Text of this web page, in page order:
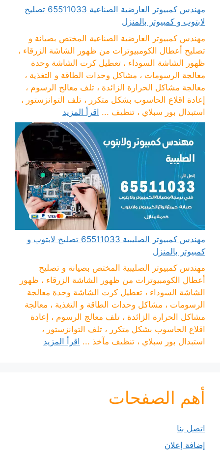
مهندس كمبيوتر العارضية الصناعية 65511033 تصليح
لابتوب و كمبيوتر بالمنزل
مهندس كمبيوتر العارضية الصناعية المختص بصيانة و
تصليح أعطال الكومبيوترات من ظهور الشاشة الزرقاء ،
ظهور الشاشة السوداء ، تعطيل كرت الشاشة وحدة
معالجة الرسومات ، مشاكل وحدات الطاقة و التغذية ،
معالجة مشاكل الحرارة الزائدة ، تلف معالج الرسوم ،
إعادة اقلاع الحاسوب بشكل متكرر ، تلف التوانزستور ،
استبدال بور سبلاي ، تنظيف ... اقرأ المزيد
مهندس كمبيوتر الصليبية 65511033 تصليح لابتوب و
كمبيوتر بالمنزل
مهندس كمبيوتر الصليبية المختص بصيانة و تصليح
أعطال الكومبيوترات من ظهور الشاشة الزرقاء ، ظهور
الشاشة السوداء ، تعطيل كرت الشاشة وحدة معالجة
الرسومات ، مشاكل وحدات الطاقة و التغذية ، معالجة
مشاكل الحرارة الزائدة ، تلف معالج الرسوم ، إعادة
اقلاع الحاسوب بشكل متكرر ، تلف التوانزستور ،
استبدال بور سبلاي ، تنظيف مآخذ ... اقرأ المزيد
أهم الصفحات
اتصل بنا
إضافة إعلان